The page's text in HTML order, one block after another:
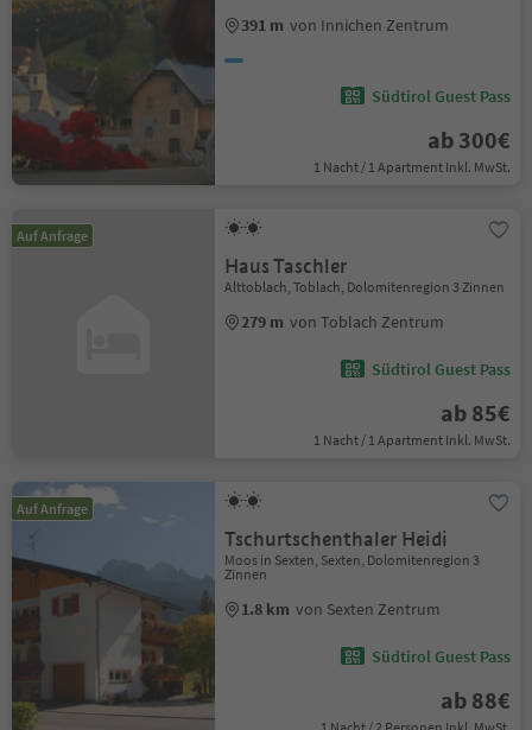
391 m von Innichen Zentrum
Südtirol Guest Pass
ab 300€
1 Nacht / 1 Apartment Inkl. MwSt.
Auf Anfrage
Haus Taschler
Alttoblach, Toblach, Dolomitenregion 3 Zinnen
279 m von Toblach Zentrum
Südtirol Guest Pass
ab 85€
1 Nacht / 1 Apartment Inkl. MwSt.
Auf Anfrage
Tschurtschenthaler Heidi
Moos in Sexten, Sexten, Dolomitenregion 3
Zinnen
1.8 km von Sexten Zentrum
Südtirol Guest Pass
ab 88€